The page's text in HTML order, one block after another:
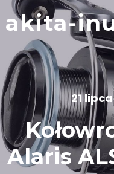
Skip
to
content
akita-
21
Alaris